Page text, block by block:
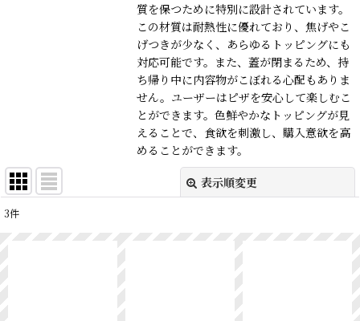
質を保つために特別に設計されています。
この材質は耐熱性に優れており、焦げやこ
げつきが少なく、あらゆるトッピングにも
対応可能です。また、蓋が閉まるため、持
ち帰り中に内容物がこぼれる心配もありま
せん。ユーザーはピザを安心して楽しむこ
とができます。色鮮やかなトッピングが見
えることで、食欲を刺激し、購入意欲を高
めることができます。
表示順変更
3件